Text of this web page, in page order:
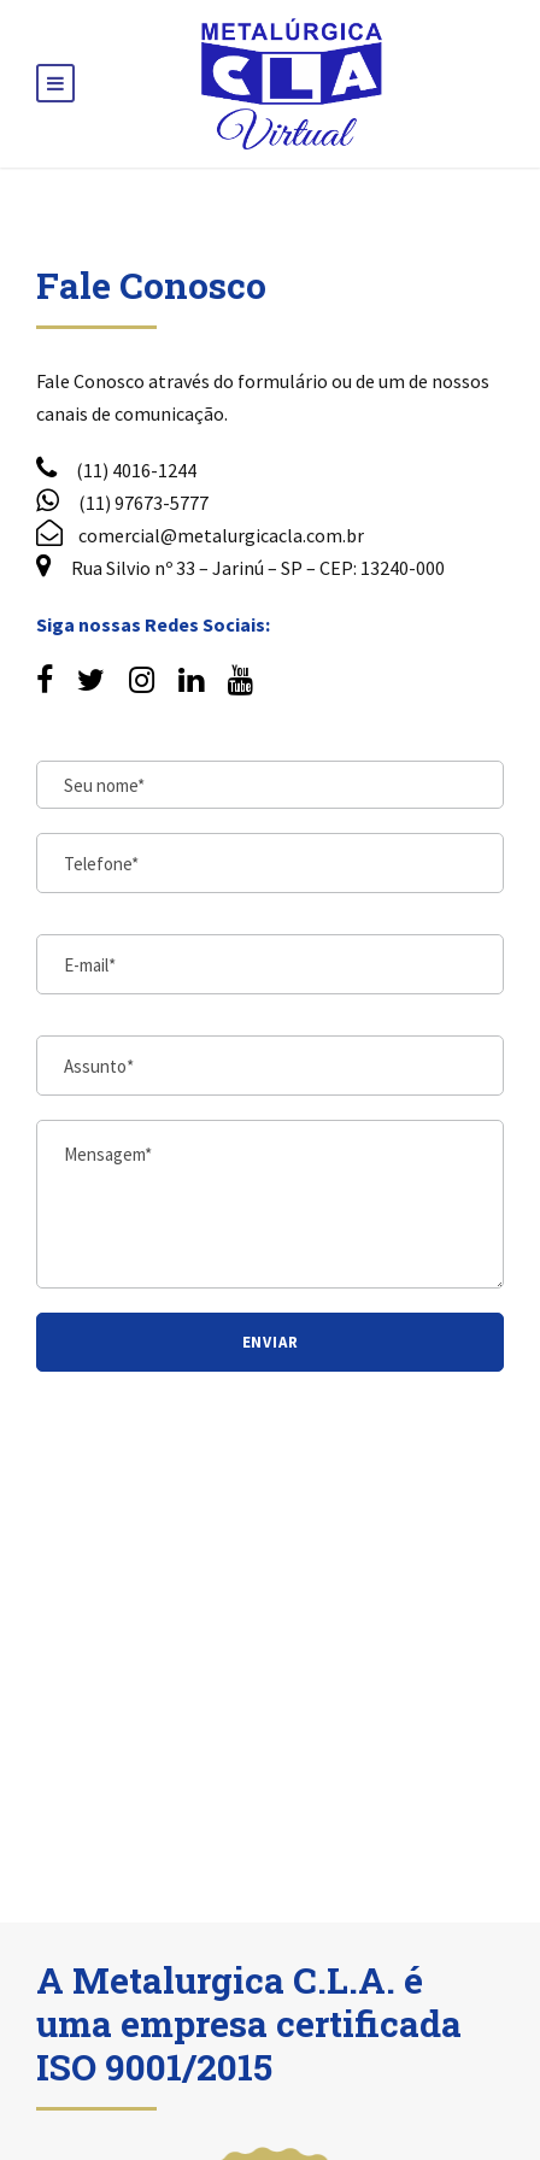
Fale Conosco
Fale Conosco através do formulário ou de um de nossos
canais de comunicação.
(11) 4016-1244
(11) 97673-5777
comercial@metalurgicacla.com.br
Rua Silvio nº 33 – Jarinú – SP – CEP: 13240-000
Siga nossas Redes Sociais:
A Metalurgica C.L.A. é
uma empresa certificada
ISO 9001/2015